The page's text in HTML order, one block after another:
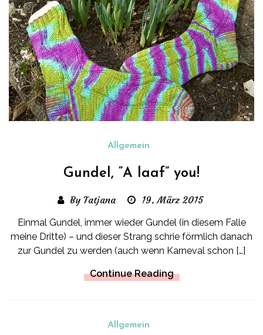
Allgemein
Gundel, “A laaf” you!
By Tatjana 19. März 2015
Einmal Gundel, immer wieder Gundel (in diesem Falle
meine Dritte) – und dieser Strang schrie förmlich danach
zur Gundel zu werden (auch wenn Karneval schon […]
Continue Reading
Allgemein